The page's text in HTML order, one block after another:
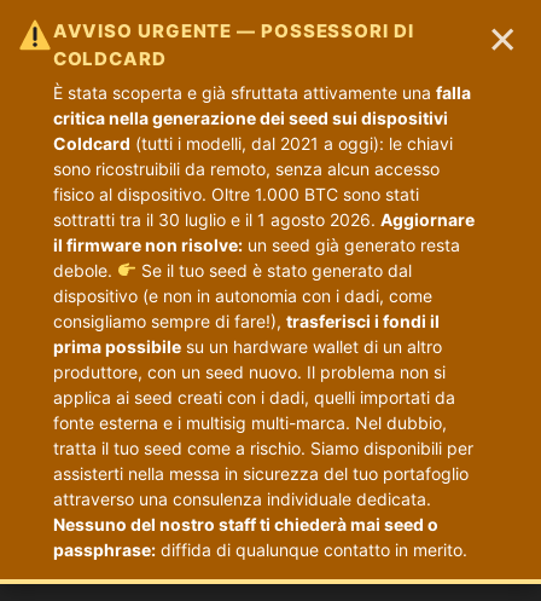
AVVISO URGENTE — POSSESSORI DI
COLDCARD
È stata scoperta e già sfruttata attivamente una falla
critica nella generazione dei seed sui dispositivi
Coldcard (tutti i modelli, dal 2021 a oggi): le chiavi
sono ricostruibili da remoto, senza alcun accesso
fisico al dispositivo. Oltre 1.000 BTC sono stati
sottratti tra il 30 luglio e il 1 agosto 2026. Aggiornare
il firmware non risolve:un seed già generato resta
debole.
Se il tuo seed è stato generato dal
dispositivo (e non in autonomia con i dadi, come
consigliamo sempre di fare!), trasferisci i fondi il
prima possibilesu un hardware wallet di un altro
produttore, con un seed nuovo. Il problema non si
applica ai seed creati con i dadi, quelli importati da
fonte esterna e i multisig multi-marca. Nel dubbio,
tratta il tuo seed come a rischio. Siamo disponibili per
assisterti nella messa in sicurezza del tuo portafoglio
attraverso una consulenza individuale dedicata.
Nessuno del nostro staff ti chiederà mai seed o
passphrase:diffida di qualunque contatto in merito.
×